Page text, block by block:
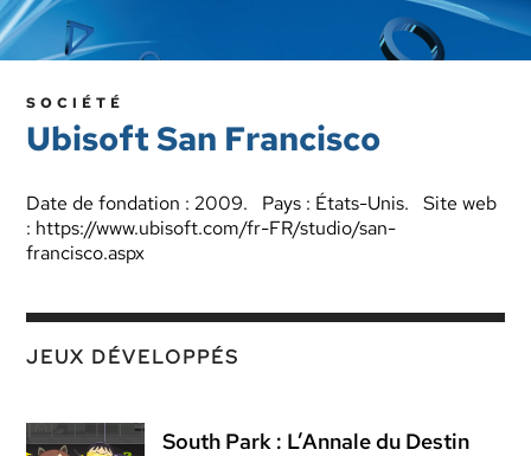
SOCIÉTÉ
Ubisoft San Francisco
Date de fondation : 2009. Pays : États-Unis. Site web
: https://www.ubisoft.com/fr-FR/studio/san-
francisco.aspx
JEUX DÉVELOPPÉS
South Park : L’Annale du Destin